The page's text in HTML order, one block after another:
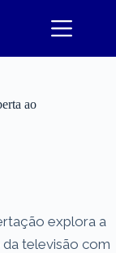
ao
explora a
televisão com